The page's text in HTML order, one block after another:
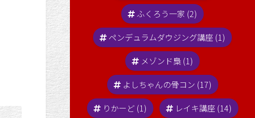
ふくろう一家 (2)
ペンデュラムダウジング講座 (1)
メゾンド梟 (1)
よしちゃんの骨コン (17)
りかーど (1)
レイキ講座 (14)